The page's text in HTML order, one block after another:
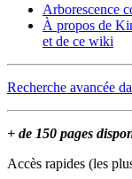
Arborescence
À propos de
et de ce wiki
Recherche avancée
+ de 150 pages
Accès rapides (les